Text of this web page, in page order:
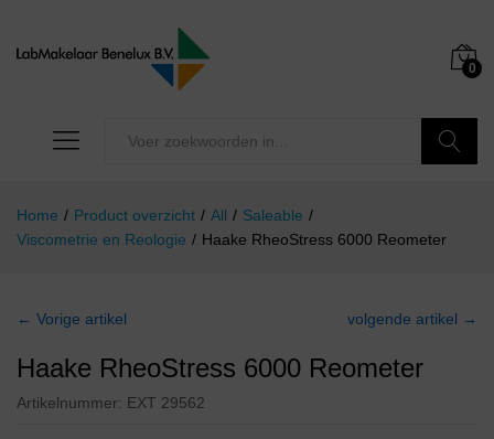
0
Home / Product overzicht / All / Saleable /
Viscometrie en Reologie / Haake RheoStress 6000 Reometer
← Vorige artikel volgende artikel →
Haake RheoStress 6000 Reometer
Artikelnummer: EXT 29562